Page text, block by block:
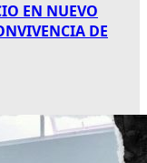
EN NUEVO
DE